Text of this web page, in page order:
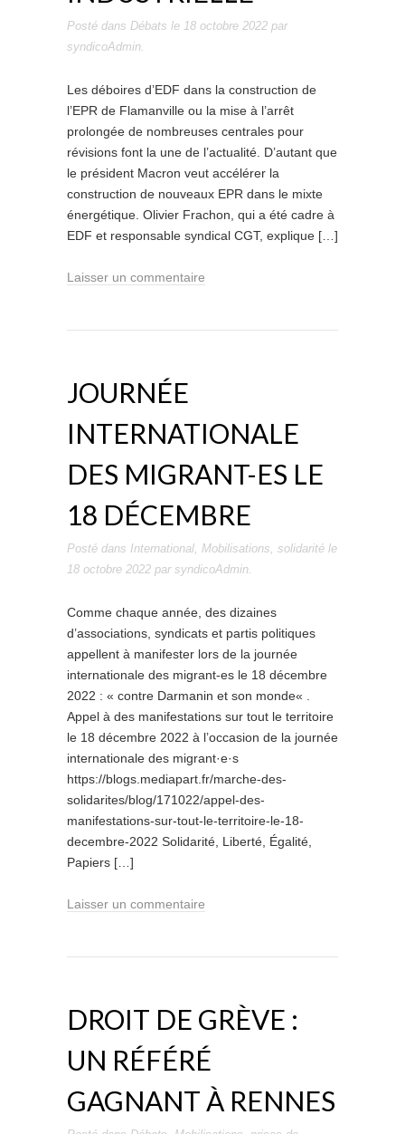
Posté dans Débats le 18 octobre 2022 par
syndicoAdmin.
Les déboires d’EDF dans la construction de
l’EPR de Flamanville ou la mise à l’arrêt
prolongée de nombreuses centrales pour
révisions font la une de l’actualité. D’autant que
le président Macron veut accélérer la
construction de nouveaux EPR dans le mixte
énergétique. Olivier Frachon, qui a été cadre à
EDF et responsable syndical CGT, explique […]
Laisser un commentaire
JOURNÉE
INTERNATIONALE
DES MIGRANT-ES LE
18 DÉCEMBRE
Posté dans International, Mobilisations, solidarité le
18 octobre 2022 par syndicoAdmin.
Comme chaque année, des dizaines
d’associations, syndicats et partis politiques
appellent à manifester lors de la journée
internationale des migrant-es le 18 décembre
2022 : « contre Darmanin et son monde« .
Appel à des manifestations sur tout le territoire
le 18 décembre 2022 à l’occasion de la journée
internationale des migrant·e·s
https://blogs.mediapart.fr/marche-des-
solidarites/blog/171022/appel-des-
manifestations-sur-tout-le-territoire-le-18-
decembre-2022 Solidarité, Liberté, Égalité,
Papiers […]
Laisser un commentaire
DROIT DE GRÈVE :
UN RÉFÉRÉ
GAGNANT À RENNES